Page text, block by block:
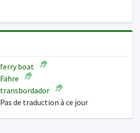
ferry boat
Fähre
transbordador
Pas de traduction à ce jour